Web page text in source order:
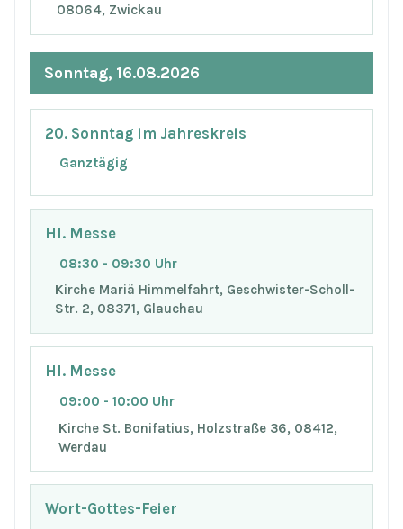
08064, Zwickau
Sonntag, 16.08.2026
20. Sonntag im Jahreskreis
Ganztägig
Hl. Messe
08:30 - 09:30 Uhr
Kirche Mariä Himmelfahrt, Geschwister-Scholl-
Str. 2, 08371, Glauchau
Hl. Messe
09:00 - 10:00 Uhr
Kirche St. Bonifatius, Holzstraße 36, 08412,
Werdau
Wort-Gottes-Feier